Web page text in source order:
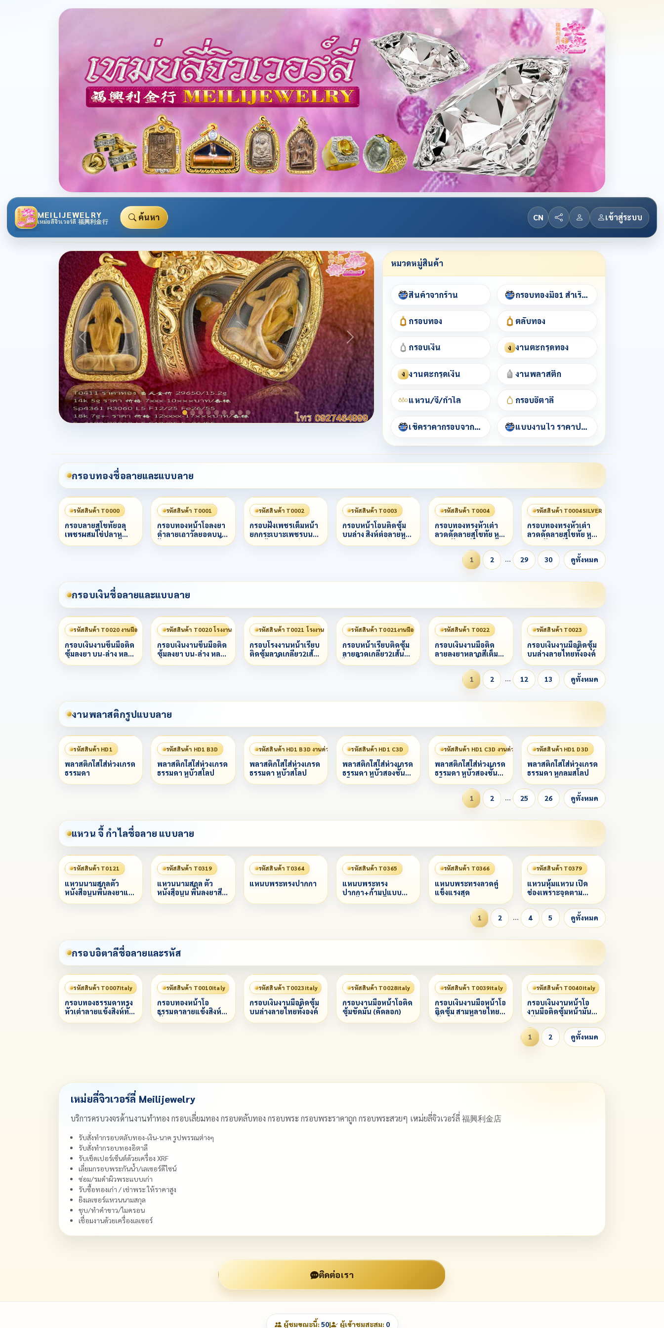
MEILIJEWELRY
เหม่ยลี่จิวเวอร์ลี่ 福興利金行 ค้นหา CN เข้าสู่ระบบ
หมวดหมู่สินค้า
สินค้าจากร้าน กรอบทองมือ1 สำเร็จรูป
กรอบทอง ตลับทอง
กรอบเงิน ง งานตะกรุดทอง
ง งานตะกรุดเงิน งานพลาสติก
แหวน/จี้/กำไล กรอบอิตาลี
เช็คราคากรอบจากชื่อพระ แบบงานไว ราคาประหยัด
กรอบทองชื่อลายและแบบลาย
รหัสสินค้า T0000
กรอบลายสุโขทัยฉลุ
เพชรผสมไข่ปลาหู
เพชรกระต่ายลวด
รหัสสินค้า T0001
กรอบทองหน้าโอลงยา
ดำลายเถาวัลยอดบน
ฝังเพชรCzทรงหยดน้ำ
รหัสสินค้า T0002
กรอบฝังเพชรเต็มหน้า
ยกกระเบาะเพชรบน
ล่าง ข้างลวดเกลียวสาม
รหัสสินค้า T0003
กรอบหน้าโอนติดซุ้ม
บนล่าง สิงห์ต่อลายหู
ติดลวด ตาสิงห์
รหัสสินค้า T0004
กรอบทองทรงหัวเต่า
ลวดดัดลายสุโขทัย หู
ลวด หัวเต่าฝังเพชร
ตรงกลางยกกนฝระ
เบาะฝันเพชร
รหัสสินค้า T0004SILVER
กรอบทองทรงหัวเต่า
ลวดดัดลายสุโขทัย หู
ลวด หัวเต่าฝังเพชร
ตรงกลางยกกนฝระ
เบาะฝันเพชร
1 2 … 29 30 ดูทั้งหมด
กรอบเงินชื่อลายและแบบลาย
รหัสสินค้า T0020 งานมือ
กรอบเงินงานขึ้นมือติด
ซุ้มลงยา บน-ล่าง หลาก
สี
รหัสสินค้า T0020 โรงงาน
กรอบเงินงานขึ้นมือติด
ซุ้มลงยา บน-ล่าง หลาก
สี
รหัสสินค้า T0021 โรงงาน
กรอบโรงงานหน้าเรียบ
ติดซุ้มลวดเกลียว2เส้น
ลายไทยทั้งองค์
รหัสสินค้า T0021งานมือ
กรอบหน้าเรียบติดซุ้ม
ลายลวดเกลียว2เส้น
ไทยทั้งองค์
รหัสสินค้า T0022
กรอบเงินงานมือติด
ลายลงยาหลากสีเต็ม
หน้าลวดสามชั้น
รหัสสินค้า T0023
กรอบเงินงานมือติดซุ้ม
บนล่างลายไทยทั้งองค์
1 2 … 12 13 ดูทั้งหมด
งานพลาสติกรูปแบบลาย
รหัสสินค้า HD1
พลาสติกใสใส่ห่วงเกรด
ธรรมดา
รหัสสินค้า HD1 B3D
พลาสติกใสใส่ห่วงเกรด
ธรรมดา หูบัวสโลป
รหัสสินค้า HD1 B3D งานด่วน 赶工
พลาสติกใสใส่ห่วงเกรด
ธรรมดา หูบัวสโลป
รหัสสินค้า HD1 C3D
พลาสติกใสใส่ห่วงเกรด
ธรรมดา หูบัวสองชั้น
สโลป
รหัสสินค้า HD1 C3D งานด่วน 赶工
พลาสติกใสใส่ห่วงเกรด
ธรรมดา หูบัวสองชั้น
สโลป
รหัสสินค้า HD1 D3D
พลาสติกใสใส่ห่วงเกรด
ธรรมดา หูกลมสโลป
1 2 … 25 26 ดูทั้งหมด
แหวน จี้ กำไลชื่อลาย แบบลาย
รหัสสินค้า T0121
แหวนนามสกุลตัว
หนังสือนูนพื้นลงยาแดง
ฝังเพชรซ้ายขวา
รหัสสินค้า T0319
แหวนนามสกุล ตัว
หนังสือนูน พื้นลงยาสี
ตามสั่ง ฝังเพชรรอบ
รหัสสินค้า T0364
แหนบพระทรงปากกา
รหัสสินค้า T0365
แหนบพระทรง
ปากกา+ก้ามปูแบบ
หมุนได้
รหัสสินค้า T0366
แหนบพระทรงลวดคู่
แข็งแรงสุด
รหัสสินค้า T0379
แหวนหุ้มแหวน เปิด
ช่องเพราะจุดตาม
กำหนด
1
2 … 4 5 ดูทั้งหมด
กรอบอิตาลีชื่อลายและรหัส
รหัสสินค้า T0007italy
กรอบทองธรรมดาทรง
หัวเต่าลายแข้งสิงห์ทั้ง
องค์
รหัสสินค้า T0010italy
กรอบทองหน้าโอ
ธรรมดาลายแข้งสิงห์
ทั้งองค์
รหัสสินค้า T0023italy
กรอบเงินงานมือติดซุ้ม
บนล่างลายไทยทั้งองค์
รหัสสินค้า T0028italy
กรอบงานมือหน้าโอติด
ซุ้มขัดมัน (คัดลอก)
รหัสสินค้า T0039italy
กรอบเงินงานมือหน้าโอ
ติดซุ้ม สามหูลายไทย
ทั้งองค์
รหัสสินค้า T0040italy
กรอบเงินงานหน้าโอ
งานมือติดซุ้มหน้ามัน
(คัดลอก)
1
2 ดูทั้งหมด
เหม่ยลี่จิวเวอร์ลี่ Meilijewelry
บริการครบวงจรด้านงานทำทอง กรอบเลี่ยมทอง กรอบตลับทอง กรอบพระ กรอบพระราคาถูก กรอบพระสวยๆ เหม่ยลี่จิวเวอร์ลี่ 福興利金店
รับสั่งทำกรอบตลับทอง-เงิน-นาค รูปพรรณต่างๆ
รับสั่งทำกรอบทองอิตาลี
รับเช็ดเปอร์เซ็นต์ด้วยเครื่อง XRF
เลี่ยมกรอบพระกันน้ำ/เลเซอร์ดีไซน์
ซ่อม/รมดำผิวพระแบบเก่า
รับซื้อทองเก่า / เช่าพระ ให้ราคาสูง
ยิงเลเซอร์แหวนนามสกุล
ชุบ/ทำคำขาว/ไมครอน
เชื่อมงานด้วยเครื่องเลเซอร์
ติดต่อเรา
ผู้ชมขณะนี้: 50| ผู้เข้าชมสะสม: 0